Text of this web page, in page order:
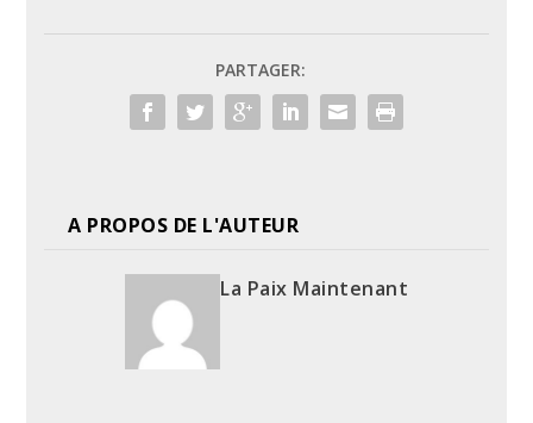
PARTAGER:
A PROPOS DE L'AUTEUR
La Paix Maintenant